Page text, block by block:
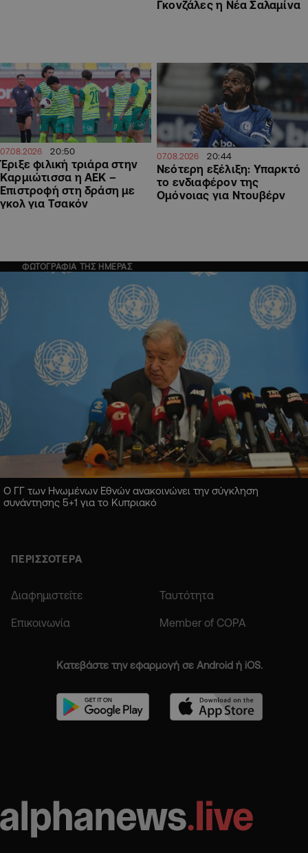
Γκονζάλες η Νέα Σαλαμίνα
07.08.2026 20:50
Έριξε φιλική τριάρα στην
Καρμιώτισσα η ΑΕΚ –
Επιστροφή στη δράση με
γκολ για Τσακόν
07.08.2026 20:44
Νεότερη εξέλιξη: Υπαρκτό
το ενδιαφέρον της
Ομόνοιας για Ντουβέρν
ΦΩΤΟΓΡΑΦΙΑ ΤΗΣ ΗΜΕΡΑΣ
Ο ΓΓ των Ηνωμένων Εθνών ανακοινώνει την σύγκληση
συνάντησης 5+1 για το Κυπριακό
ΠΕΡΙΣΣΟΤΕΡΑ
Διαφημιστείτε Ταυτότητα
Επικοινωνία Member of COPA
Κατεβάστε την εφαρμογή σε Android ή iOS.